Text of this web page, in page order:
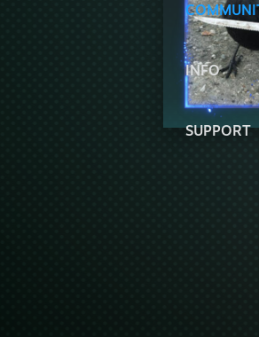
INFO
SUPPORT